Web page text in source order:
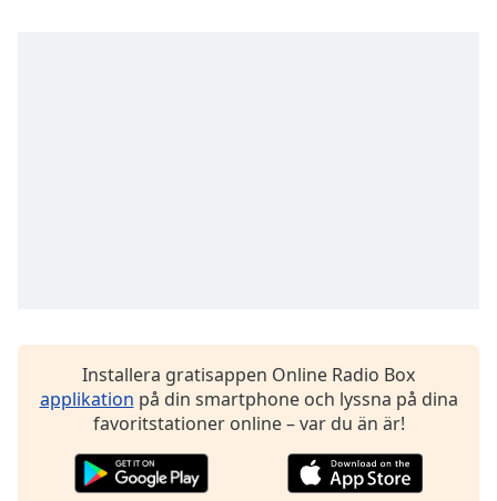
Family
Installera gratisappen Online Radio Box
applikation på din smartphone och lyssna på dina
favoritstationer online – var du än är!